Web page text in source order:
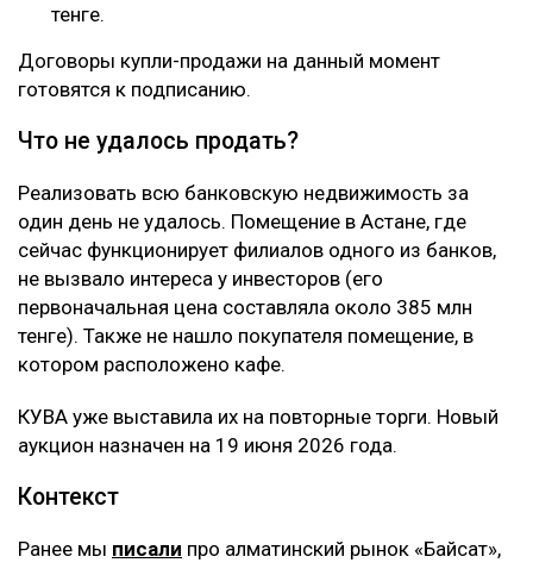
тенге.
Договоры купли-продажи на данный момент
готовятся к подписанию.
Что не удалось продать?
Реализовать всю банковскую недвижимость за
один день не удалось. Помещение в Астане, где
сейчас функционирует филиалов одного из банков,
не вызвало интереса у инвесторов (его
первоначальная цена составляла около 385 млн
тенге). Также не нашло покупателя помещение, в
котором расположено кафе.
КУВА уже выставила их на повторные торги. Новый
аукцион назначен на 19 июня 2026 года.
Контекст
Ранее мы писали про алматинский рынок «Байсат»,